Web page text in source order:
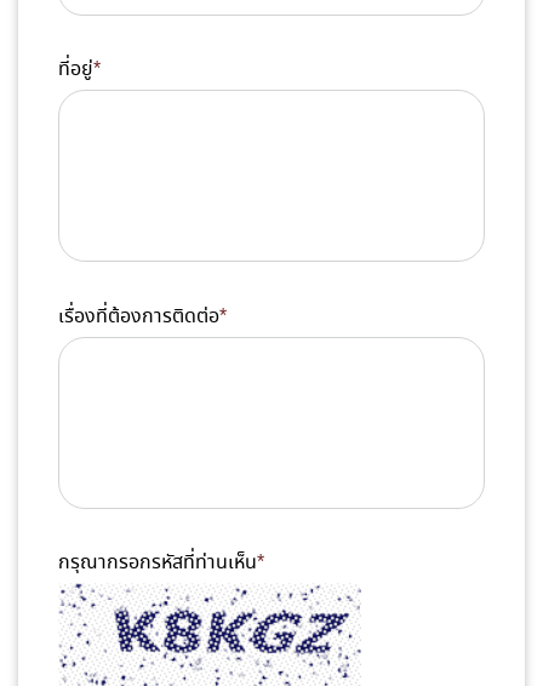
ที่อยู่*
เรื่องที่ต้องการติดต่อ*
กรุณากรอกรหัสที่ท่านเห็น*